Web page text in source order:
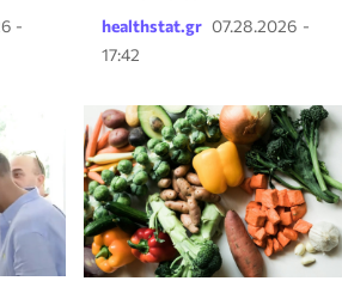
-
healthstat.gr 07.28.2026 -
17:42